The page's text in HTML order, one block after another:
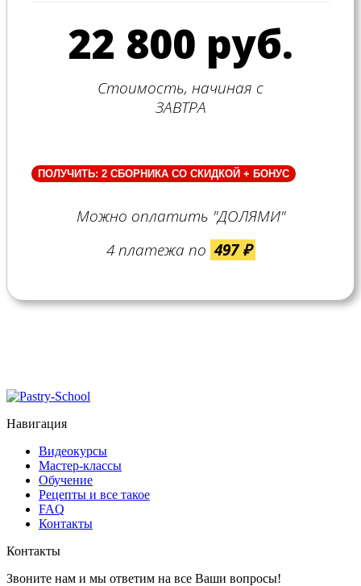
22 800 руб.
Стоимость, начиная с
ЗАВТРА
ПОЛУЧИТЬ: 2 СБОРНИКА СО СКИДКОЙ + БОНУС
Можно оплатить "ДОЛЯМИ"
4 платежа по 497 ₽
Навигация
Видеокурсы
Мастер-классы
Обучение
Рецепты и все такое
FAQ
Контакты
Контакты
Звоните нам и мы ответим на все Ваши вопросы!